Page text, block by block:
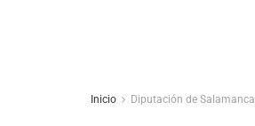
Inicio Diputación de Salamanca